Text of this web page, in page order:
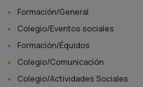
Formación/General
Colegio/Eventos sociales
Formación/Équidos
Colegio/Comunicación
Colegio/Actividades Sociales